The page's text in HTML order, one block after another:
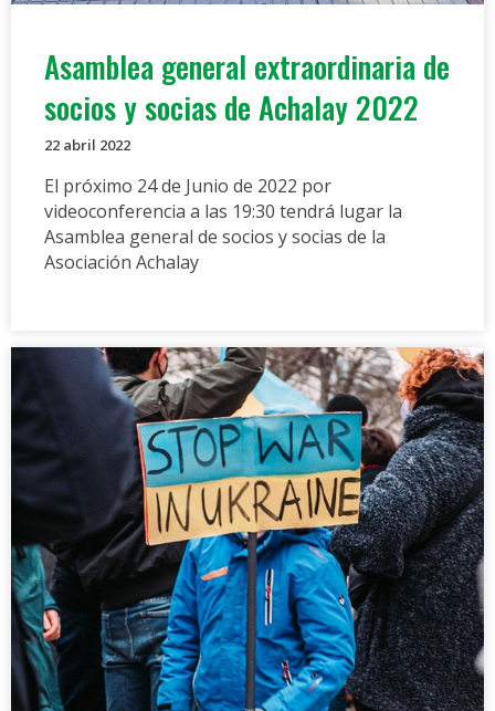
Asamblea general extraordinaria de
socios y socias de Achalay 2022
22 abril 2022
El próximo 24 de Junio de 2022 por
videoconferencia a las 19:30 tendrá lugar la
Asamblea general de socios y socias de la
Asociación Achalay